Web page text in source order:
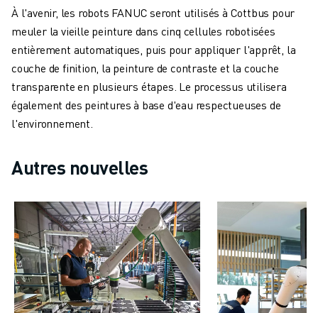
INDUSTRIES
TOUTES LES INDUSTRIES
AÉROSPATIALE
AUTOMOBILE
VÉHICULES ÉLECTRIQUES
ÉLECTRONIQUE
ALIMENTATION ET BOISSONS
ENTREPOSAGE, LOGISTIQUE, POSTE ET COLIS
TOUTES LES APPLICATIONS
USINAGE 5 AXES
SOUDAGE À L'ARC
ASSEMBLAGE
RECTIFICATION CNC
FRAISAGE CNC
À l'avenir, les robots FANUC seront utilisés à Cottbus pour
meuler la vieille peinture dans cinq cellules robotisées
entièrement automatiques, puis pour appliquer l'apprêt, la
couche de finition, la peinture de contraste et la couche
transparente en plusieurs étapes. Le processus utilisera
également des peintures à base d'eau respectueuses de
l'environnement.
Autres nouvelles